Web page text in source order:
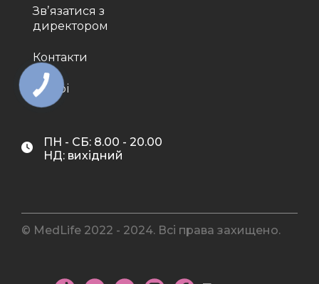
Звʼязатися з
директором
Контакти
Лікарі
ПН - СБ: 8.00 - 20.00
НД: вихідний
© MedLife 2022 - 2024. Всі права захищено.